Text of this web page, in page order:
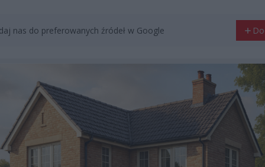
nas do preferowanych źródeł w Google